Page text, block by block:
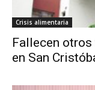
Crisis alimentaria
Fallecen
en San